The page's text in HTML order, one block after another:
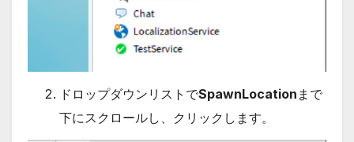
ドロップダウンリストでSpawnLocation まで
下にスクロールし、クリックします。